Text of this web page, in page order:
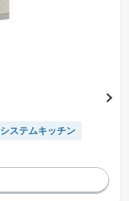
システムキッチン